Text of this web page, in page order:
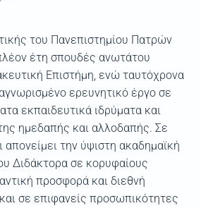
του Πανεπιστημίου Πατρών
έτη σπουδές ανωτάτου
Επιστήμη, ενώ ταυτόχρονα
ερευνητικό έργο σε
εκπαιδευτικά ιδρύματα και
ημεδαπής και αλλοδαπής. Σε
απονείμει την ύψιστη ακαδημαϊκή
Διδάκτορα σε κορυφαίους
προσφορά και διεθνή
σε επιφανείς προσωπικότητες